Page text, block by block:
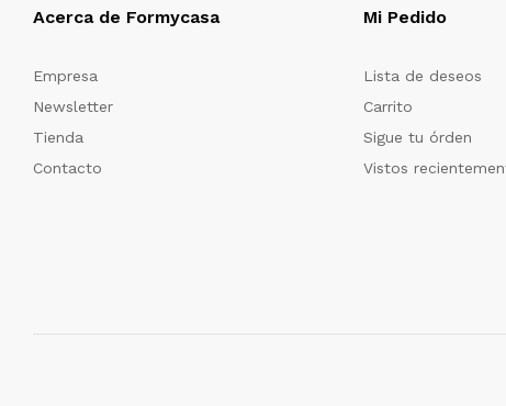
Acerca de Formycasa
Empresa
Newsletter
Tienda
Contacto
Mi Pedido
Lista de deseos
Carrito
Sigue tu órden
Vistos